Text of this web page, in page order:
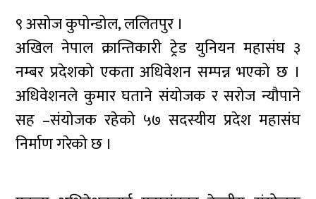
९ असोज कुपोन्डोल, ललितपुर ।
अखिल नेपाल क्रान्तिकारी ट्रेड युनियन महासंघ ३
नम्बर प्रदेशको एकता अधिवेशन सम्पन्न भएको छ ।
अधिवेशनले कुमार घताने संयोजक र सरोज न्यौपाने
सह –संयोजक रहेको ५७ सदस्यीय प्रदेश महासंघ
निर्माण गरेको छ ।